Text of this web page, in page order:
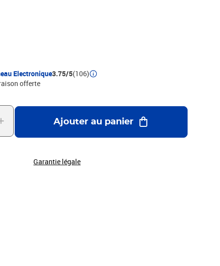
Electronique3.75/5(106)
offerte
Ajouter au panier
Garantie légale